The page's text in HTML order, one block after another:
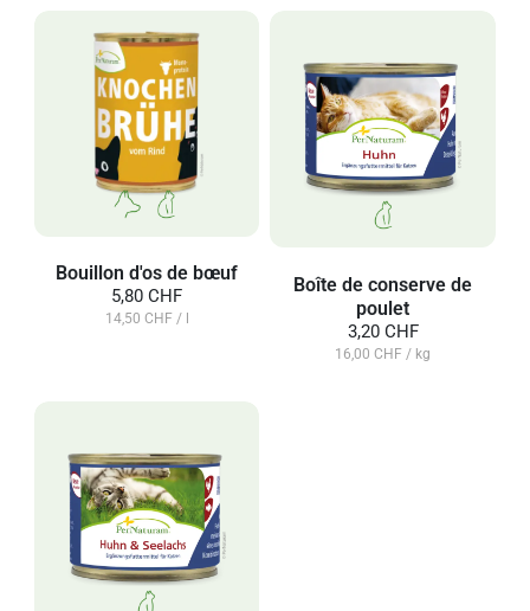
Bouillon d'os de bœuf
5,80 CHF
14,50 CHF / l
Boîte de conserve de
poulet
3,20 CHF
16,00 CHF / kg